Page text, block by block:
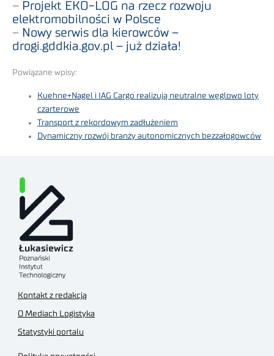
– Projekt EKO-LOG na rzecz rozwoju
elektromobilności w Polsce
– Nowy serwis dla kierowców –
drogi.gddkia.gov.pl – już działa!
Powiązane wpisy:
Kuehne+Nagel i IAG Cargo realizują neutralne węglowo loty
czarterowe
Transport z rekordowym zadłużeniem
Dynamiczny rozwój branży autonomicznych bezzałogowców
Kontakt z redakcją
O Mediach Logistyka
Statystyki portalu